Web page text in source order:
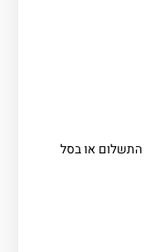
התשלום או בסל